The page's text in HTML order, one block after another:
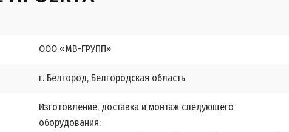
ООО «МВ-ГРУПП»
г. Белгород, Белгородская область
Изготовление, доставка и монтаж следующего
оборудования: